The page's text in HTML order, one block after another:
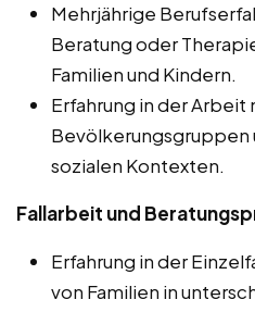
Mehrjährige
Beratung oder
Familien und Kindern.
Erfahrung in der
Bevölkerungsgruppen
sozialen Kontexten.
Fallarbeit und
Erfahrung in der
von Familien in